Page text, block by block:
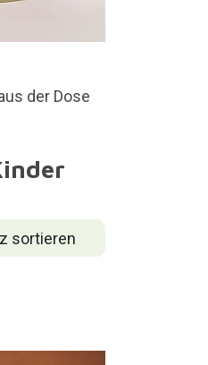
der Dose
sortieren